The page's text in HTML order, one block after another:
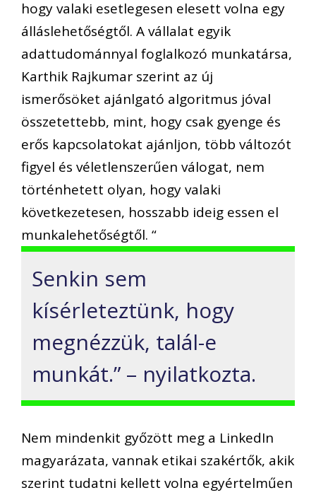
hogy valaki esetlegesen elesett volna egy
álláslehetőségtől. A vállalat egyik
adattudománnyal foglalkozó munkatársa,
Karthik Rajkumar szerint az új
ismerősöket ajánlgató algoritmus jóval
összetettebb, mint, hogy csak gyenge és
erős kapcsolatokat ajánljon, több változót
figyel és véletlenszerűen válogat, nem
történhetett olyan, hogy valaki
következetesen, hosszabb ideig essen el
munkalehetőségtől. “
Senkin sem
kísérleteztünk, hogy
megnézzük, talál-e
munkát.” – nyilatkozta.
Nem mindenkit győzött meg a LinkedIn
magyarázata, vannak etikai szakértők, akik
szerint tudatni kellett volna egyértelműen